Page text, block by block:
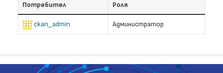
Потребител Роля
ckan_admin Администратор